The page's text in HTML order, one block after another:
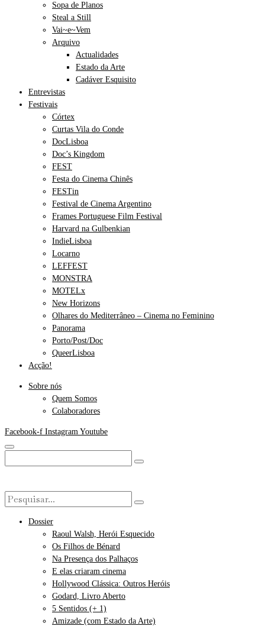
Sopa de Planos
Steal a Still
Vai~e~Vem
Arquivo
Actualidades
Estado da Arte
Cadáver Esquisito
Entrevistas
Festivais
Córtex
Curtas Vila do Conde
DocLisboa
Doc’s Kingdom
FEST
Festa do Cinema Chinês
FESTin
Festival de Cinema Argentino
Frames Portuguese Film Festival
Harvard na Gulbenkian
IndieLisboa
Locarno
LEFFEST
MONSTRA
MOTELx
New Horizons
Olhares do Mediterrâneo – Cinema no Feminino
Panorama
Porto/Post/Doc
QueerLisboa
Acção!
Sobre nós
Quem Somos
Colaboradores
Facebook-f Instagram Youtube
Dossier
Raoul Walsh, Herói Esquecido
Os Filhos de Bénard
Na Presença dos Palhaços
E elas criaram cinema
Hollywood Clássica: Outros Heróis
Godard, Livro Aberto
5 Sentidos (+ 1)
Amizade (com Estado da Arte)